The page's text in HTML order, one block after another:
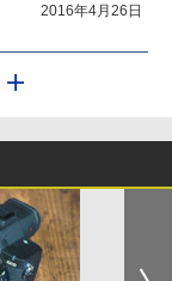
2016年4月26日